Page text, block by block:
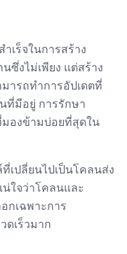
เร็จในการสร้าง
ซึ่งไม่เพียง แต่สร้าง
ารถทำการอัปเดตที่
ที่มีอยู่ การรักษา
องข้ามบ่อยที่สุดใน
เปลี่ยนไปเป็นโคลนส่ง
ใจว่าโคลนและ
กเฉพาะการ
ดเร็วมาก